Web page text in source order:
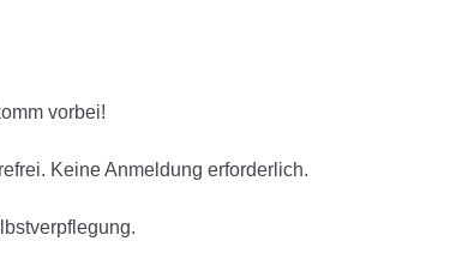
vorbei!
Keine Anmeldung erforderlich.